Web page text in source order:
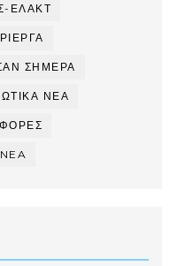
ΕΛΑΚΤ
ΣΗΜΕΡΑ
ΝΕΑ
NEA